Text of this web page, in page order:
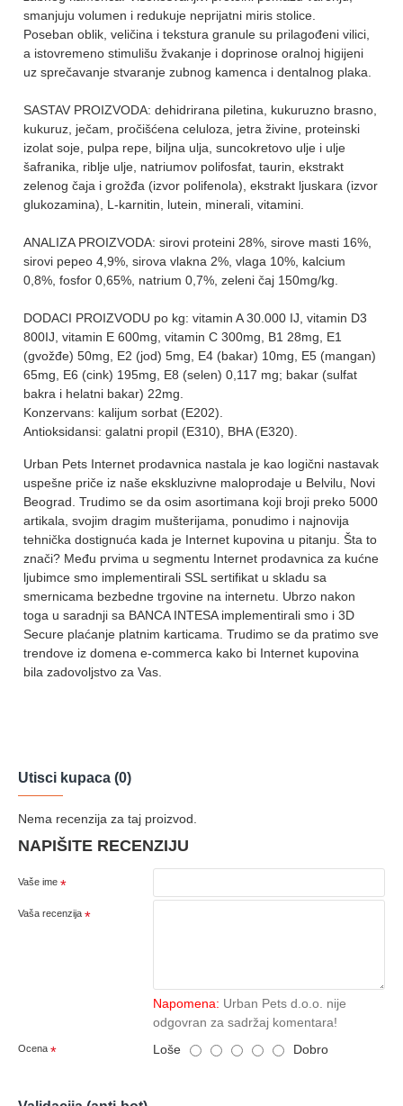
smanjuju volumen i redukuje neprijatni miris stolice.
Poseban oblik, veličina i tekstura granule su prilagođeni vilici,
a istovremeno stimulišu žvakanje i doprinose oralnoj higijeni
uz sprečavanje stvaranje zubnog kamenca i dentalnog plaka.
SASTAV PROIZVODA: dehidrirana piletina, kukuruzno brasno,
kukuruz, ječam, pročišćena celuloza, jetra živine, proteinski
izolat soje, pulpa repe, biljna ulja, suncokretovo ulje i ulje
šafranika, riblje ulje, natriumov polifosfat, taurin, ekstrakt
zelenog čaja i grožđa (izvor polifenola), ekstrakt ljuskara (izvor
glukozamina), L-karnitin, lutein, minerali, vitamini.
ANALIZA PROIZVODA: sirovi proteini 28%, sirove masti 16%,
sirovi pepeo 4,9%, sirova vlakna 2%, vlaga 10%, kalcium
0,8%, fosfor 0,65%, natrium 0,7%, zeleni čaj 150mg/kg.
DODACI PROIZVODU po kg: vitamin A 30.000 IJ, vitamin D3
800IJ, vitamin E 600mg, vitamin C 300mg, B1 28mg, E1
(gvožđe) 50mg, E2 (jod) 5mg, E4 (bakar) 10mg, E5 (mangan)
65mg, E6 (cink) 195mg, E8 (selen) 0,117 mg; bakar (sulfat
bakra i helatni bakar) 22mg.
Konzervans: kalijum sorbat (E202).
Antioksidansi: galatni propil (E310), BHA (E320).
Urban Pets Internet prodavnica nastala je kao logični nastavak
uspešne priče iz naše ekskluzivne maloprodaje u Belvilu, Novi
Beograd. Trudimo se da osim asortimana koji broji preko 5000
artikala, svojim dragim mušterijama, ponudimo i najnovija
tehnička dostignuća kada je Internet kupovina u pitanju. Šta to
znači? Među prvima u segmentu Internet prodavnica za kućne
ljubimce smo implementirali SSL sertifikat u skladu sa
smernicama bezbedne trgovine na internetu. Ubrzo nakon
toga u saradnji sa BANCA INTESA implementirali smo i 3D
Secure plaćanje platnim karticama. Trudimo se da pratimo sve
trendove iz domena e-commerca kako bi Internet kupovina
bila zadovoljstvo za Vas.
Utisci kupaca (0)
Nema recenzija za taj proizvod.
NAPIŠITE RECENZIJU
Vaše ime
Vaša recenzija
Napomena: Urban Pets d.o.o. nije
odgovran za sadržaj komentara!
Ocena Loše Dobro